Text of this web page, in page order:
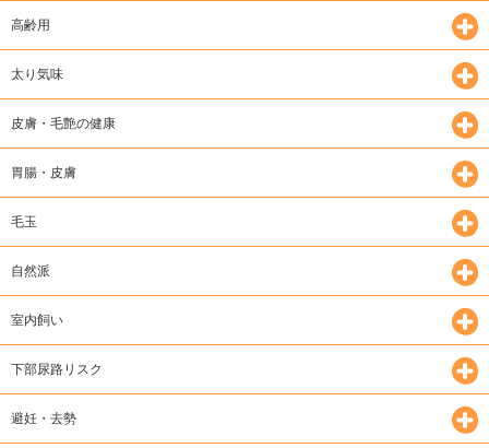
高齢用
太り気味
皮膚・毛艶の健康
胃腸・皮膚
毛玉
自然派
室内飼い
下部尿路リスク
避妊・去勢